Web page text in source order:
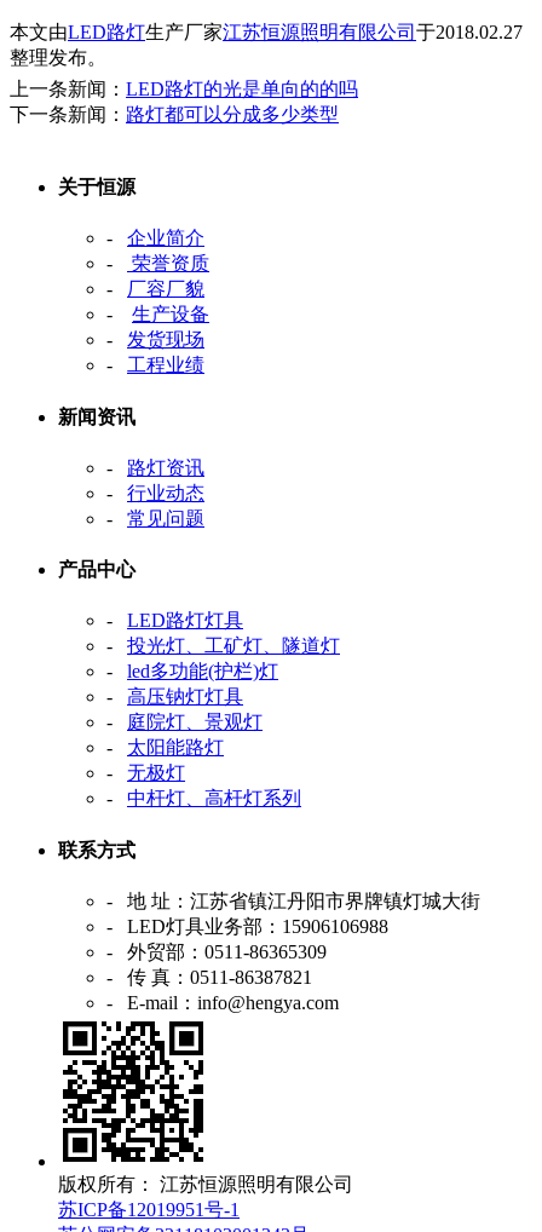
本文由LED路灯生产厂家江苏恒源照明有限公司 于2018.02.27
整理发布。
上一条新闻： LED路灯的光是单向的的吗
下一条新闻： 路灯都可以分成多少类型
关于恒源
- 企业简介
-
荣誉资质
- 厂容厂貌
- 生产设备
- 发货现场
- 工程业绩
新闻资讯
- 路灯资讯
- 行业动态
- 常见问题
产品中心
- LED路灯灯具
- 投光灯、工矿灯、隧道灯
- led多功能(护栏)灯
- 高压钠灯灯具
- 庭院灯、景观灯
- 太阳能路灯
- 无极灯
- 中杆灯、高杆灯系列
联系方式
- 地 址：江苏省镇江丹阳市界牌镇灯城大街
- LED灯具业务部：15906106988
- 外贸部：0511-86365309
- 传 真：0511-86387821
- E-mail：info@hengya.com
版权所有： 江苏恒源照明有限公司
苏ICP备12019951号-1